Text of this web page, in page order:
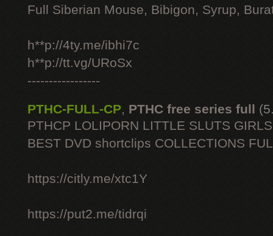
Full Siberian Mouse, Bibigon, Syrup,
h**p://4ty.me/ibhi7c
h**p://tt.vg/URoSx
-----------------
PTHC-FULL-CP, PTHC free series full
PTHCP LOLIPORN LITTLE SLUTS
BEST DVD shortclips COLLECTIONS
https://citly.me/xtc1Y
https://put2.me/tidrqi